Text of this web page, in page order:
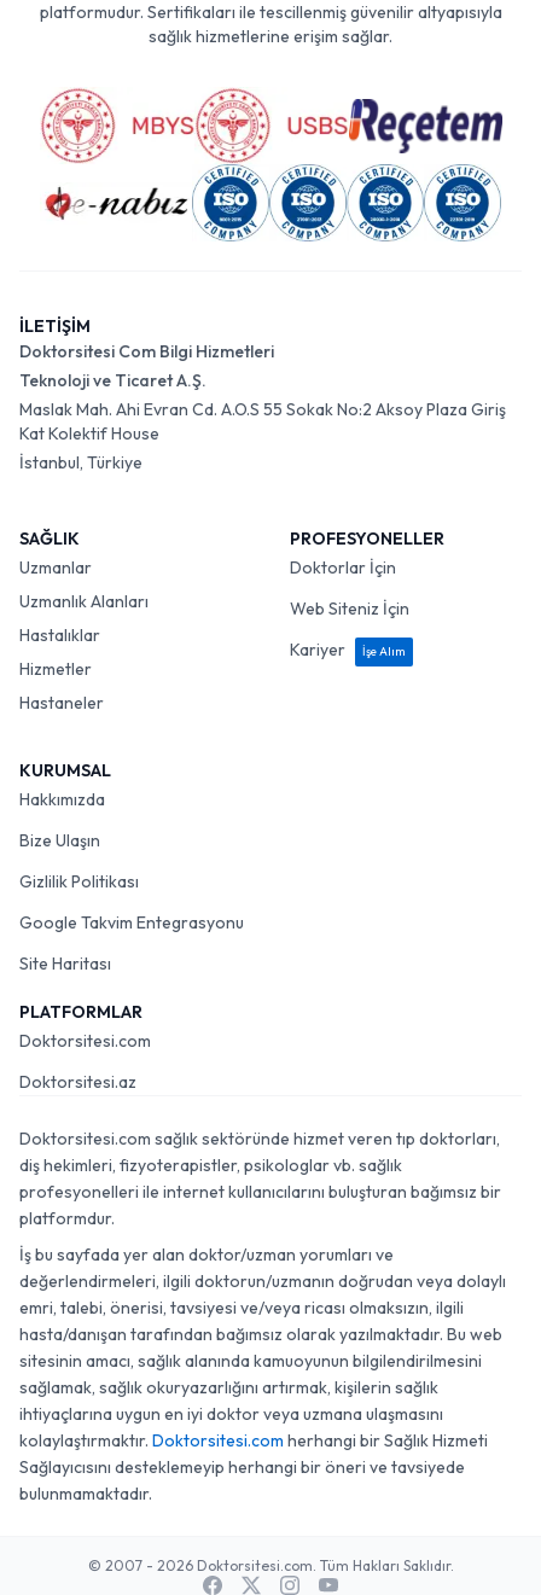
platformudur. Sertifikaları ile tescillenmiş güvenilir altyapısıyla
sağlık hizmetlerine erişim sağlar.
İLETİŞİM
Doktorsitesi Com Bilgi Hizmetleri
Teknoloji ve Ticaret A.Ş.
Maslak Mah. Ahi Evran Cd. A.O.S 55 Sokak No:2 Aksoy Plaza Giriş
Kat Kolektif House
İstanbul, Türkiye
SAĞLIK
Uzmanlar
Uzmanlık Alanları
Hastalıklar
Hizmetler
Hastaneler
PROFESYONELLER
Doktorlar İçin
Web Siteniz İçin
Kariyer
İşe Alım
KURUMSAL
Hakkımızda
Bize Ulaşın
Gizlilik Politikası
Google Takvim Entegrasyonu
Site Haritası
PLATFORMLAR
Doktorsitesi.com
Doktorsitesi.az
Doktorsitesi.com sağlık sektöründe hizmet veren tıp doktorları,
diş hekimleri, fizyoterapistler, psikologlar vb. sağlık
profesyonelleri ile internet kullanıcılarını buluşturan bağımsız bir
platformdur.
İş bu sayfada yer alan doktor/uzman yorumları ve
değerlendirmeleri, ilgili doktorun/uzmanın doğrudan veya dolaylı
emri, talebi, önerisi, tavsiyesi ve/veya ricası olmaksızın, ilgili
hasta/danışan tarafından bağımsız olarak yazılmaktadır. Bu web
sitesinin amacı, sağlık alanında kamuoyunun bilgilendirilmesini
sağlamak, sağlık okuryazarlığını artırmak, kişilerin sağlık
ihtiyaçlarına uygun en iyi doktor veya uzmana ulaşmasını
kolaylaştırmaktır. Doktorsitesi.com herhangi bir Sağlık Hizmeti
Sağlayıcısını desteklemeyip herhangi bir öneri ve tavsiyede
bulunmamaktadır.
© 2007 - 2026 Doktorsitesi.com. Tüm Hakları Saklıdır.